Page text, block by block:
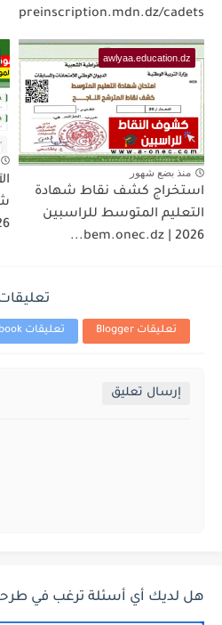
preinscription.mdn.dz/cadets
awlyaa.education.dz
منذ بضع شهور
استخراج كشف نقاط شهادة
التعليم المتوسط للراسبين
2026 | bem.onec.dz...
تعليقات Blogger تعليقات Facebook
إرسال تعليق
هل لديك أي أسئلة ترغب في